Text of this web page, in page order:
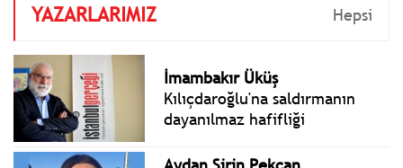
YAZARLARIMIZ Hepsi
İmambakır Üküş
Kılıçdaroğlu'na saldırmanın
dayanılmaz hafifliği